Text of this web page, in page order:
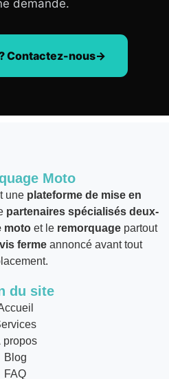
demande.
Contactez-nous
Moto
une plateforme de mise en
partenaires spécialisés deux-
moto et le remorquage partout
fermeannoncé avant tout
du site
propos
Blog
FAQ